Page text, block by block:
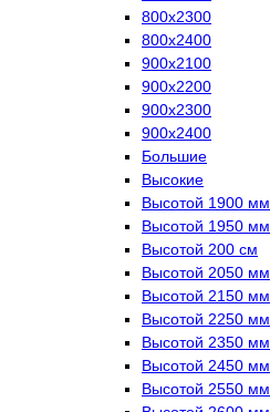
800х2300
800х2400
900х2100
900х2200
900х2300
900х2400
Большие
Высокие
Высотой 1900 мм
Высотой 1950 мм
Высотой 200 см
Высотой 2050 мм
Высотой 2150 мм
Высотой 2250 мм
Высотой 2350 мм
Высотой 2450 мм
Высотой 2550 мм